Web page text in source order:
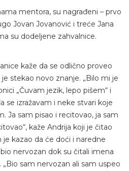
mentora, su nagrađeni – prvo
Jovan Jovanović i treće Jana
su dodeljene zahvalnice.
kaže da se odlično proveo
stekao novo znanje. „Bilo mi je
„Čuvam jezik, lepo pišem“ i
se izražavam i neke stvari koje
Ja sam pisao i recitovao, ja sam
kaže Andrija koji je čitao
kazao da će doći i naredne
nervozan dok su čitali imena
sam nervozan ali sam uspeo